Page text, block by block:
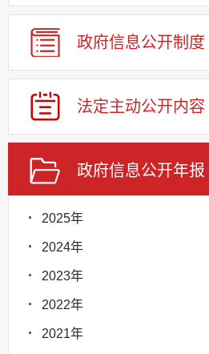
政府信息公开制度
法定主动公开内容
政府信息公开年报
2025年
2024年
2023年
2022年
2021年